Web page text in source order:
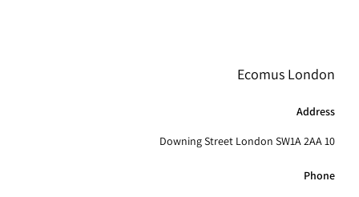
Ecomus London
Address
10 Downing Street London SW1A 2AA
Phone